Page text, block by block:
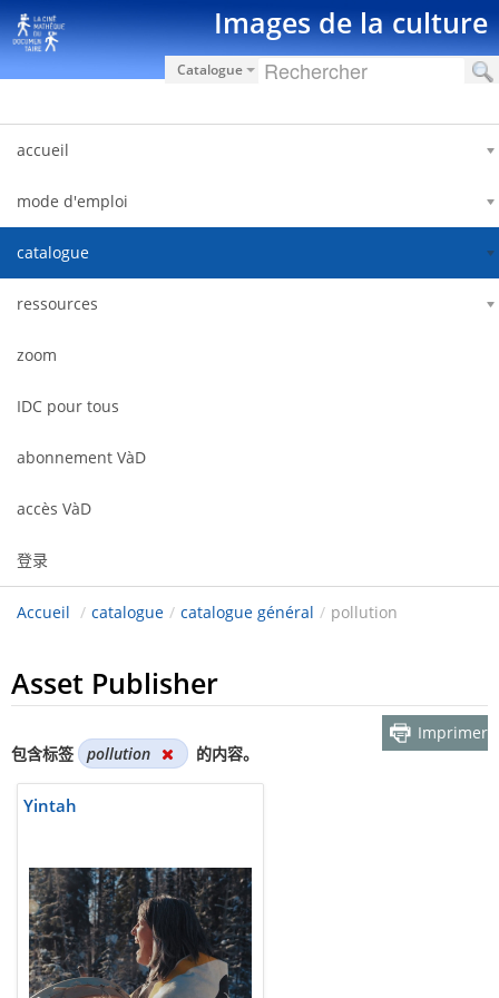
跳转到内容 Images de la culture
Catalogue
accueil
mode d'emploi
catalogue
ressources
zoom
IDC pour tous
abonnement VàD
accès VàD
登录
Accueil / catalogue / catalogue général / pollution
Asset Publisher
包含标签 pollution 的内容。
Imprimer
Yintah